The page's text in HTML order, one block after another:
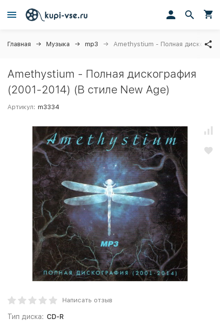
Главная Музыка mp3 Amethystium - Полная
Amethystium - Полная дискография
(2001-2014) (В стиле New Age)
Артикул: m3334
Написать отзыв
Тип диска: CD-R